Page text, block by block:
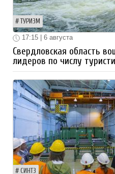
ТУРИЗМ
17:15 | 6 августа
Свердловская область
лидеров по числу
СИНТЗ